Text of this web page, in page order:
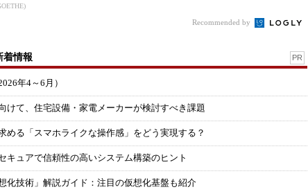
Recommended by
着情報 PR
年4～6月）
けて、住宅設備・家電メーカーが検討すべき課題
める「スマホライクな操作感」をどう実現する？
キュアで信頼性の高いシステム構築のヒント
化技術」解説ガイド：注目の仮想化基盤も紹介